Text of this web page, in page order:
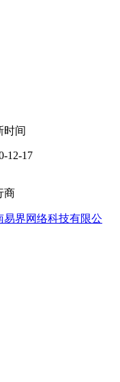
时间
12-17
商
易界网络科技有限公